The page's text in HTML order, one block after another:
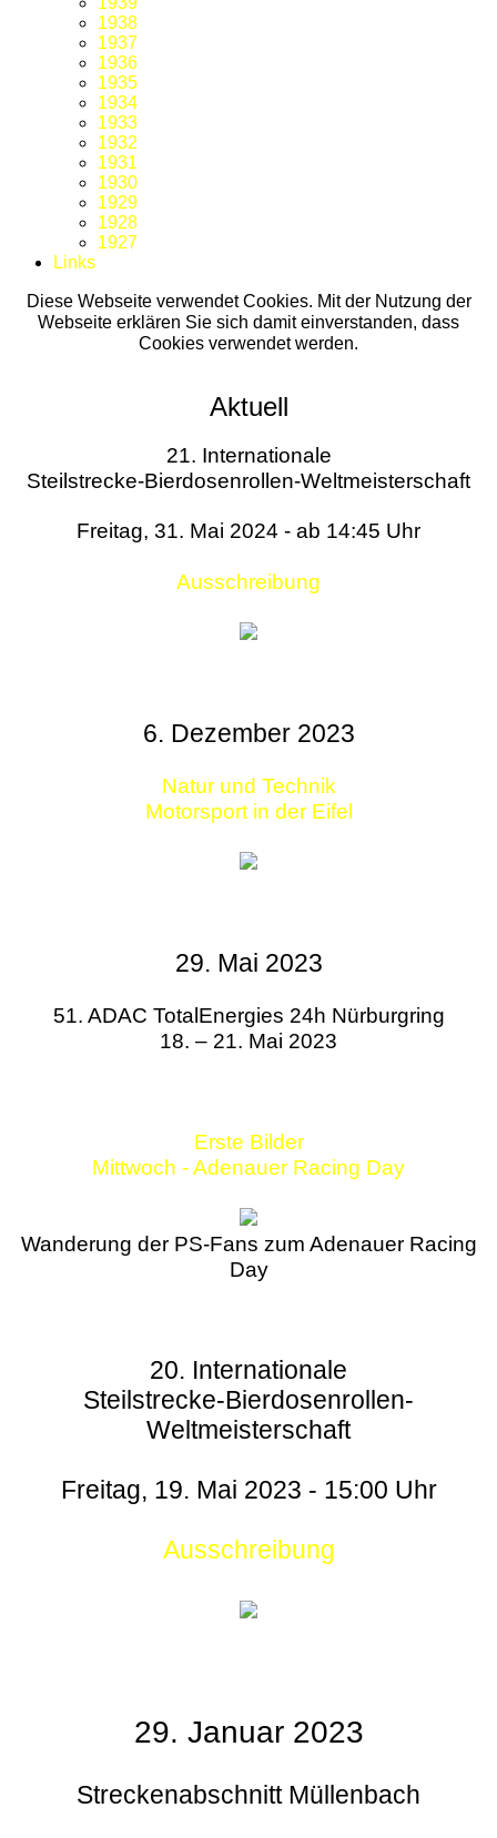
1938
1937
1936
1935
1934
1933
1932
1931
1930
1929
1928
1927
Links
Diese Webseite verwendet Cookies. Mit der Nutzung der
Webseite erklären Sie sich damit einverstanden, dass
Cookies verwendet werden.
Aktuell
21. Internationale
Steilstrecke-Bierdosenrollen-Weltmeisterschaft
Freitag, 31. Mai 2024 - ab 14:45 Uhr
Ausschreibung
6. Dezember 2023
Natur und Technik
Motorsport in der Eifel
29. Mai 2023
51. ADAC TotalEnergies 24h Nürburgring
18. – 21. Mai 2023
Erste Bilder
Mittwoch - Adenauer Racing Day
Wanderung der PS-Fans zum Adenauer Racing
Day
20. Internationale
Steilstrecke-Bierdosenrollen-
Weltmeisterschaft
Freitag, 19. Mai 2023 - 15:00 Uhr
Ausschreibung
29. Januar 2023
Streckenabschnitt Müllenbach